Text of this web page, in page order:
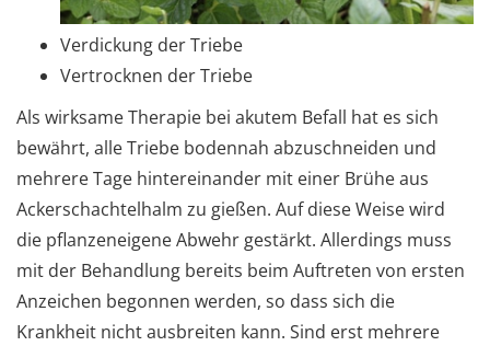
Verdickung der Triebe
Vertrocknen der Triebe
Als wirksame Therapie bei akutem Befall hat es sich
bewährt, alle Triebe bodennah abzuschneiden und
mehrere Tage hintereinander mit einer Brühe aus
Ackerschachtelhalm zu gießen. Auf diese Weise wird
die pflanzeneigene Abwehr gestärkt. Allerdings muss
mit der Behandlung bereits beim Auftreten von ersten
Anzeichen begonnen werden, so dass sich die
Krankheit nicht ausbreiten kann. Sind erst mehrere